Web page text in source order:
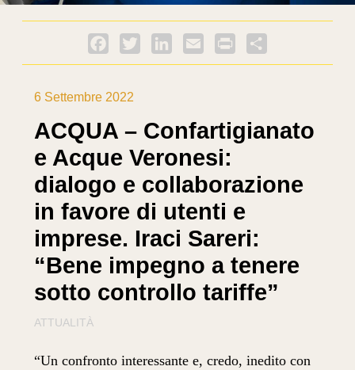
Facebook
Twitter LinkedInEmail PrintFriendly
6 Settembre 2022
ACQUA – Confartigianato
e Acque Veronesi:
dialogo e collaborazione
in favore di utenti e
imprese. Iraci Sareri:
“Bene impegno a tenere
sotto controllo tariffe”
ATTUALITÀ
“Un confronto interessante e, credo, inedito con